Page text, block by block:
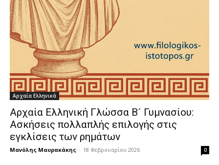
Αρχαία Ελληνικά
Αρχαία Ελληνική Γλώσσα Β´ Γυμνασίου:
Ασκήσεις πολλαπλής επιλογής στις
εγκλίσεις των ρημάτων
Μανόλης Μαυρακάκης - 18 Φεβρουαρίου 2026 0